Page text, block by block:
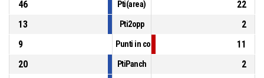
46
Pti(area)
22
13
Pti2opp
2
9
Punti in contropiede
11
20
PtiPanch
2